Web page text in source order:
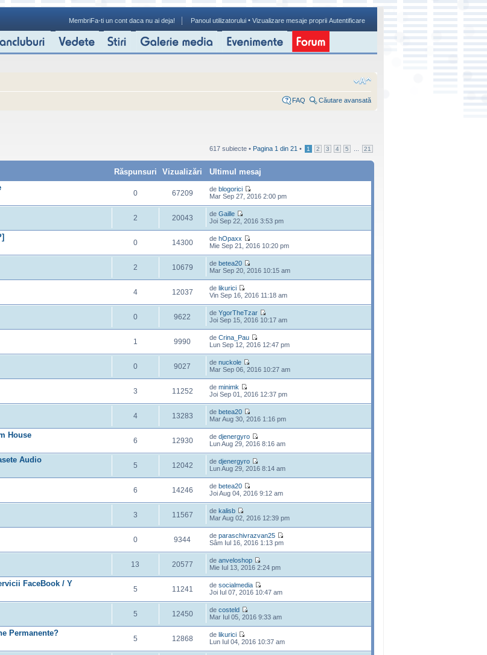
MembriFa-ti un cont daca nu ai deja! Panoul utilizatorului • Vizualizare mesaje proprii Autentificare
FAQ Căutare avansată
617 subiecte • Pagina 1 din 21 • 1 2 3 4 5 21
Răspunsuri Vizualizări
Ultimul mesaj
0 67209 de blogorici
Mar Sep 27, 2016 2:00 pm
2 20043 de Gaille
Joi Sep 22, 2016 3:53 pm
0 14300 de hOpaxx
Mie Sep 21, 2016 10:20 pm
2 10679 de betea20
Mar Sep 20, 2016 10:15 am
4 12037 de likurici
Vin Sep 16, 2016 11:18 am
0 9622 de YgorTheTzar
Joi Sep 15, 2016 10:17 am
1 9990 de Crina_Pau
Lun Sep 12, 2016 12:47 pm
0 9027 de nuckole
Mar Sep 06, 2016 10:27 am
3 11252 de minimk
Joi Sep 01, 2016 12:37 pm
4 13283 de betea20
Mar Aug 30, 2016 1:16 pm
House
6 12930 de djenergyro
Lun Aug 29, 2016 8:16 am
Audio
5 12042 de djenergyro
Lun Aug 29, 2016 8:14 am
6 14246 de betea20
Joi Aug 04, 2016 9:12 am
3 11567 de kalisb
Mar Aug 02, 2016 12:39 pm
0 9344 de paraschivrazvan25
Sâm Iul 16, 2016 1:13 pm
13 20577 de anveloshop
Mie Iul 13, 2016 2:24 pm
FaceBook / Y
5 11241 de socialmedia
Joi Iul 07, 2016 10:47 am
5 12450 de costeld
Mar Iul 05, 2016 9:33 am
Permanente?
5 12868 de likurici
Lun Iul 04, 2016 10:37 am